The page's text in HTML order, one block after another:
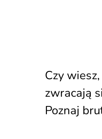
Czy
zwracają
Poznaj